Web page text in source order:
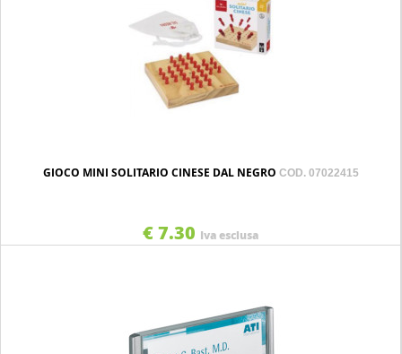
GIOCO MINI SOLITARIO CINESE DAL NEGRO COD. 07022415
€ 7.30 Iva esclusa